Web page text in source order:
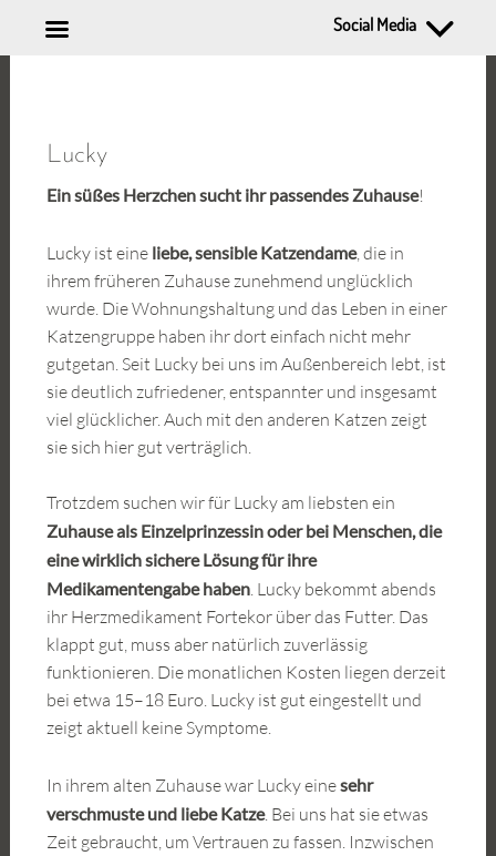
Lucky
Ein süßes Herzchen sucht ihr passendes Zuhause!
Lucky ist eine liebe, sensible Katzendame, die in
ihrem früheren Zuhause zunehmend unglücklich
wurde. Die Wohnungshaltung und das Leben in einer
Katzengruppe haben ihr dort einfach nicht mehr
gutgetan. Seit Lucky bei uns im Außenbereich lebt, ist
sie deutlich zufriedener, entspannter und insgesamt
viel glücklicher. Auch mit den anderen Katzen zeigt
sie sich hier gut verträglich.
Trotzdem suchen wir für Lucky am liebsten ein
Zuhause als Einzelprinzessin oder bei Menschen, die
eine wirklich sichere Lösung für ihre
Medikamentengabe haben. Lucky bekommt abends
ihr Herzmedikament Fortekor über das Futter. Das
klappt gut, muss aber natürlich zuverlässig
funktionieren. Die monatlichen Kosten liegen derzeit
bei etwa 15–18 Euro. Lucky ist gut eingestellt und
zeigt aktuell keine Symptome.
In ihrem alten Zuhause war Lucky einesehr
verschmuste und liebe Katze. Bei uns hat sie etwas
Zeit gebraucht, um Vertrauen zu fassen. Inzwischen
Social Media